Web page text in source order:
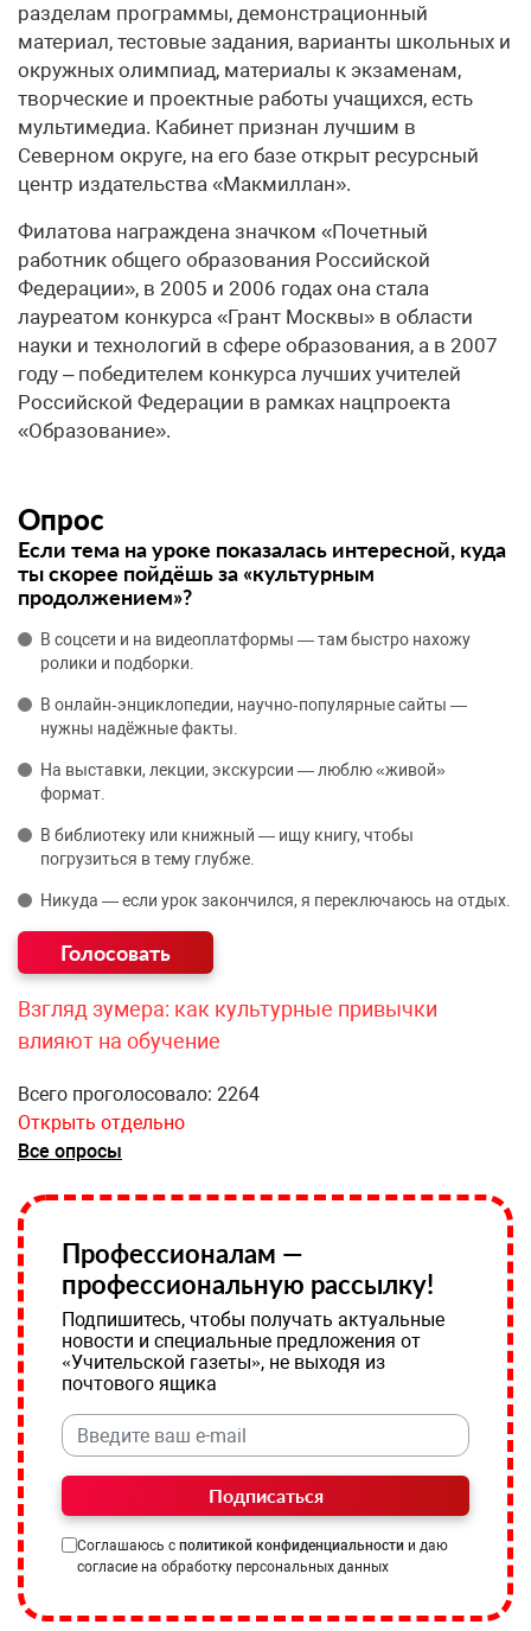
разделам программы, демонстрационный
материал, тестовые задания, варианты школьных и
окружных олимпиад, материалы к экзаменам,
творческие и проектные работы учащихся, есть
мультимедиа. Кабинет признан лучшим в
Северном округе, на его базе открыт ресурсный
центр издательства «Макмиллан».
Филатова награждена значком «Почетный
работник общего образования Российской
Федерации», в 2005 и 2006 годах она стала
лауреатом конкурса «Грант Москвы» в области
науки и технологий в сфере образования, а в 2007
году – победителем конкурса лучших учителей
Российской Федерации в рамках нацпроекта
«Образование».
Опрос
Если тема на уроке показалась интересной, куда
ты скорее пойдёшь за «культурным
продолжением»?
В соцсети и на видеоплатформы — там быстро нахожу
ролики и подборки.
В онлайн‑энциклопедии, научно‑популярные сайты —
нужны надёжные факты.
На выставки, лекции, экскурсии — люблю «живой»
формат.
В библиотеку или книжный — ищу книгу, чтобы
погрузиться в тему глубже.
Никуда — если урок закончился, я переключаюсь на отдых.
Взгляд зумера: как культурные привычки
влияют на обучение
Всего проголосовало: 2264
Открыть отдельно
Все опросы
Профессионалам —
профессиональную рассылку!
Подпишитесь, чтобы получать актуальные
новости и специальные предложения от
«Учительской газеты», не выходя из
почтового ящика
Подписаться
Соглашаюсь с политикой конфиденциальности и даю
согласие на обработку персональных данных